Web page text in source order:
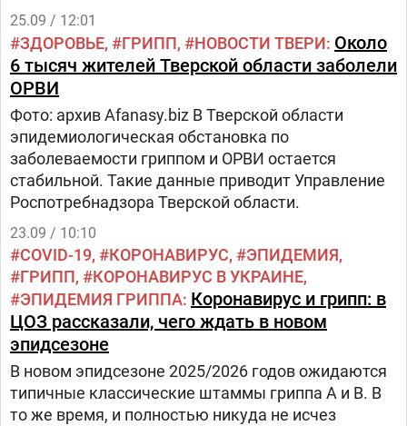
25.09 / 12:01
ЗДОРОВЬЕ ГРИПП НОВОСТИ ТВЕРИ Около
6 тысяч жителей Тверской области заболели
ОРВИ
Фото: архив Afanasy.biz В Тверской области
эпидемиологическая обстановка по
заболеваемости гриппом и ОРВИ остается
стабильной. Такие данные приводит Управление
Роспотребнадзора Тверской области.
23.09 / 10:10
COVID-19 КОРОНАВИРУС
ЭПИДЕМИЯ
ГРИПП
КОРОНАВИРУС В УКРАИНЕ
ЭПИДЕМИЯ ГРИППА Коронавирус и грипп: в
ЦОЗ рассказали, чего ждать в новом
эпидсезоне
В новом эпидсезоне 2025/2026 годов ожидаются
типичные классические штаммы гриппа А и В. В
то же время, и полностью никуда не исчез